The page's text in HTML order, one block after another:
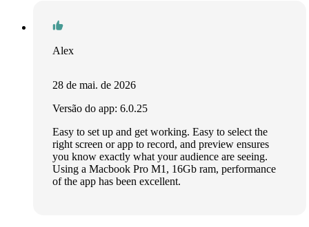
Alex
28 de mai. de 2026
Versão do app: 6.0.25
Easy to set up and get working. Easy to select the
right screen or app to record, and preview ensures
you know exactly what your audience are seeing.
Using a Macbook Pro M1, 16Gb ram, performance
of the app has been excellent.